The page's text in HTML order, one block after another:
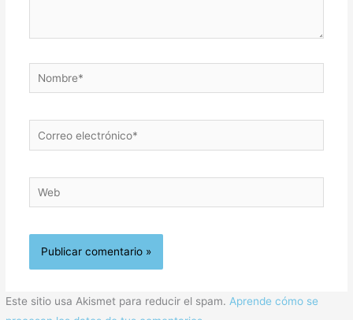
Nombre*
Correo
electrónico*
Web
Este sitio usa Akismet para reducir el spam. Aprende cómo se